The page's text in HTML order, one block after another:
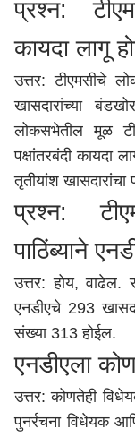
प्रश्न:
कायदा लागू
उत्तर: टीएमसीचे
खासदारांच्या
लोकसभेतील मूळ
पक्षांतरबंदी कायदा
तृतीयांश खासदारांचा
प्रश्न:
पाठिंब्याने
उत्तर: होय, वाढेल.
एनडीएचे 293
संख्या 313 होईल.
एनडीएला
उत्तर: कोणतेही
पुनर्रचना विधेयक